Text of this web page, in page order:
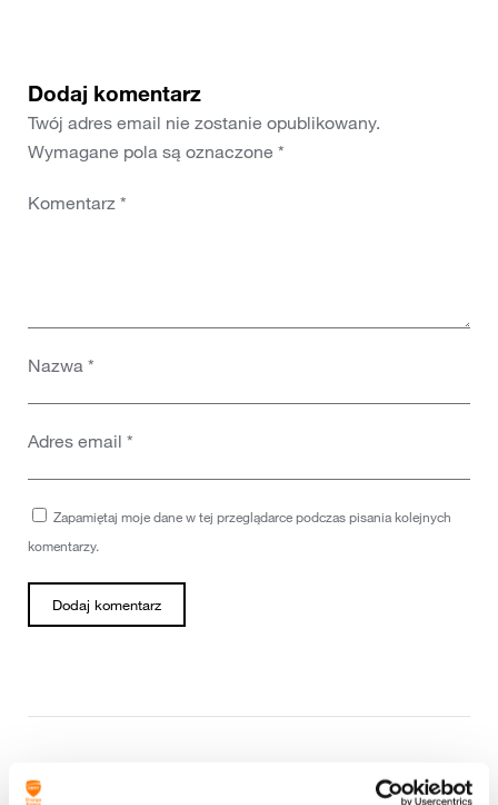
Dodaj komentarz
Twój adres email nie zostanie opublikowany.
Wymagane pola są oznaczone *
Komentarz *
Nazwa *
Adres email *
Zapamiętaj moje dane w tej przeglądarce podczas pisania kolejnych
komentarzy.
Podziel się: